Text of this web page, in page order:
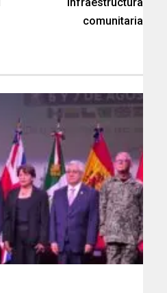
infraestructura
comunitaria